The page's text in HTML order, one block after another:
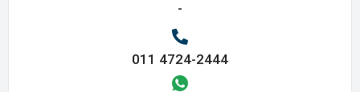
-
011 4724-2444